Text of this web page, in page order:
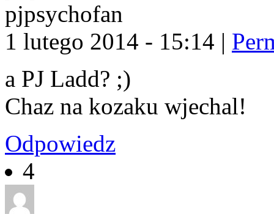
pjpsychofan
1 lutego 2014 - 15:14 |
a PJ Ladd? ;)
Chaz na kozaku wjechal!
Odpowiedz
4